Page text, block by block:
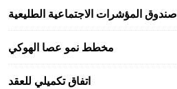
صندوق المؤشرات الاجتماعية الطليعية
مخطط نمو عصا الهوكي
اتفاق تكميلي للعقد